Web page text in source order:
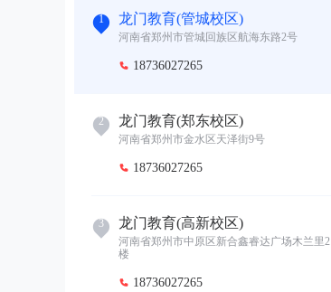
1 龙门教育(管城校区)
河南省郑州市管城回族区航海东路2号
 18736027265
2 龙门教育(郑东校区)
河南省郑州市金水区天泽街9号
 18736027265
3 龙门教育(高新校区)
河南省郑州市中原区新合鑫睿达广场木兰里2
楼
 18736027265